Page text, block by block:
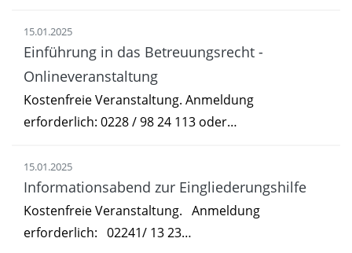
15.01.2025
Einführung in das Betreuungsrecht -
Onlineveranstaltung
Kostenfreie Veranstaltung. Anmeldung
erforderlich: 0228 / 98 24 113 oder…
15.01.2025
Informationsabend zur Eingliederungshilfe
Kostenfreie Veranstaltung. Anmeldung
erforderlich: 02241/ 13 23…